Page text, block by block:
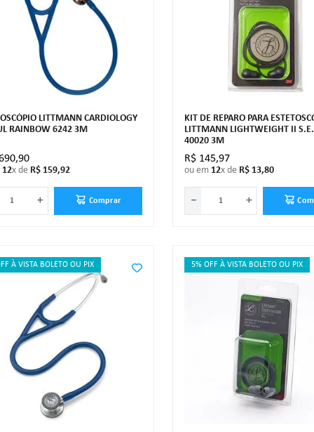
LITTMANN CARDIOLOGY
RAINBOW 6242 3M
,90
12x de R$ 159,92
＋ Comprar
KIT DE REPARO PARA
LITTMANN LIGHTWEIGHT II S.E.
40020 3M
R$ 145,97
ou em 12x de R$ 13,80
＋
－
À VISTA BOLETO OU PIX 5% OFF À VISTA BOLETO OU PIX